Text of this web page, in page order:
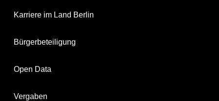
Karriere im Land Berlin
Bürgerbeteiligung
Open Data
Vergaben